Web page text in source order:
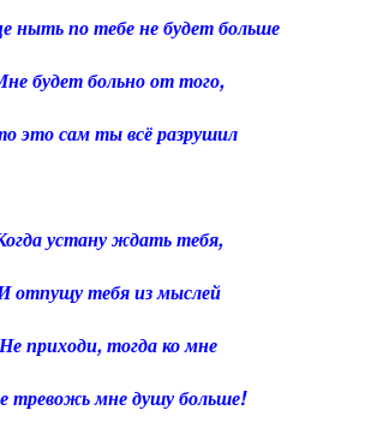
ныть по тебе не будет больше
будет больно от того,
это сам ты всё разрушил
устану ждать тебя,
отпущу тебя из мыслей
Не приходи, тогда ко мне
тревожь мне душу больше!